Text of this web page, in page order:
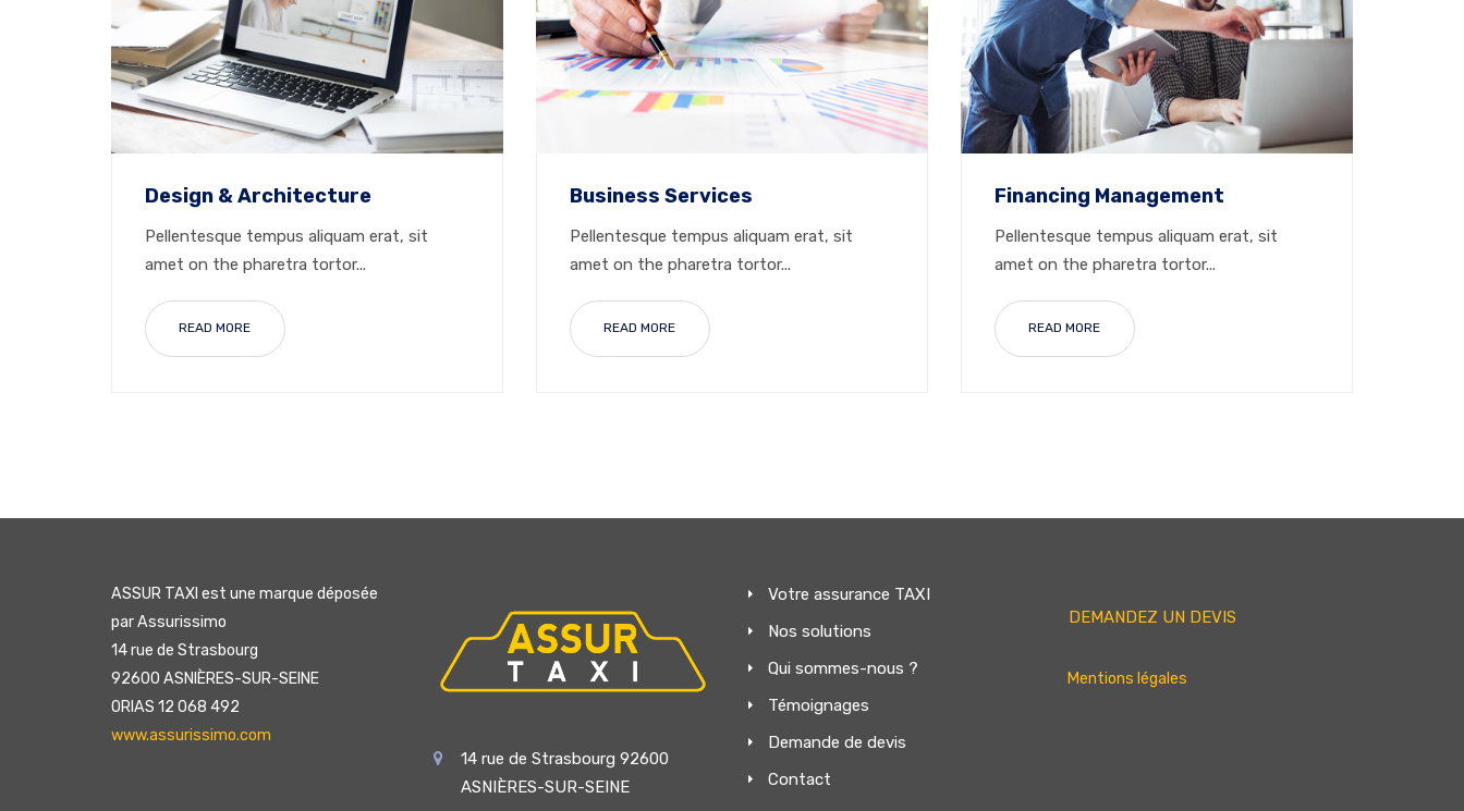
Design & Architecture
Pellentesque tempus aliquam erat, sit
amet on the pharetra tortor...
READ MORE
Business Services
Pellentesque tempus aliquam erat, sit
amet on the pharetra tortor...
READ MORE
Financing Management
Pellentesque tempus aliquam erat, sit
amet on the pharetra tortor...
READ MORE
ASSUR TAXI est une marque déposée
par Assurissimo
14 rue de Strasbourg
92600 ASNIÈRES-SUR-SEINE
ORIAS 12 068 492
www.assurissimo.com
14 rue de Strasbourg 92600
ASNIÈRES-SUR-SEINE
Votre assurance TAXI
Nos solutions
Qui sommes-nous ?
Témoignages
Demande de devis
Contact
DEMANDEZ UN DEVIS
Mentions légales